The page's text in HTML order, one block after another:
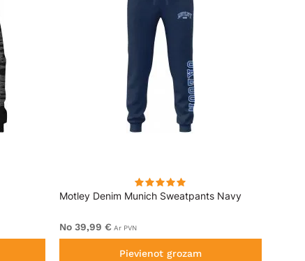
Motley Denim Munich Sweatpants Navy
No 39,99 € Ar PVN
Pievienot grozam